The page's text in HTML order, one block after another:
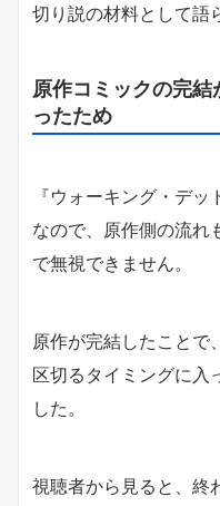
切り説の材料として語
原作コミックの完
ったため
『ウォーキング・デ
なので、原作側の流れ
で無視できません。
原作が完結したことで
区切るタイミングに入
した。
視聴者から見ると、終